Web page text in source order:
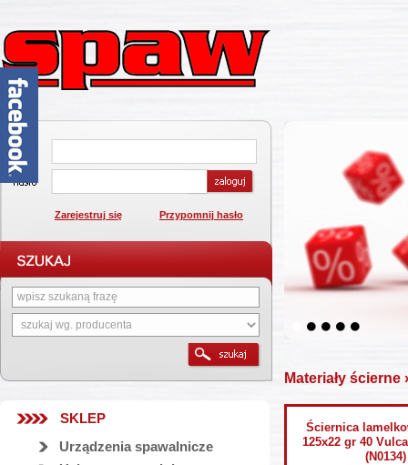
Zarejestruj się Przypomnij hasło
SKLEP
Urządzenia spawalnicze
4
Materiały ścierne
Ściernica
125x22 gr 40
(N0134)